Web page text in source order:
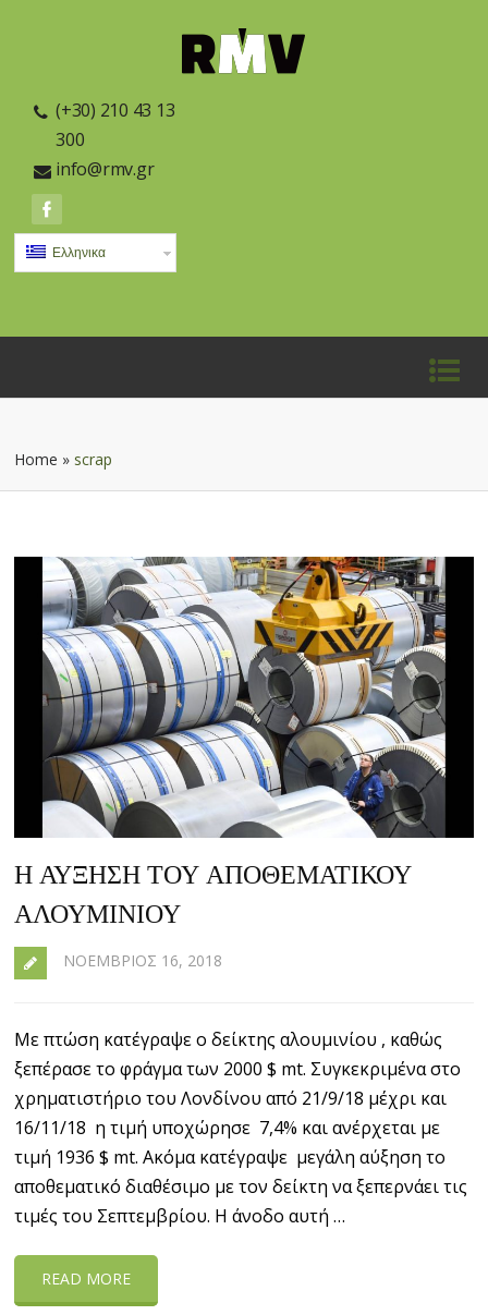
(+30) 210 43 13
300
info@rmv.gr
Ελληνικα
Home » scrap
Η ΑΥΞΗΣΗ ΤΟΥ ΑΠΟΘΕΜΑΤΙΚΟΥ
ΑΛΟΥΜΙΝΙΟΥ
ΝΟΈΜΒΡΙΟΣ 16, 2018
Με πτώση κατέγραψε ο δείκτης αλουμινίου , καθώς
ξεπέρασε το φράγμα των 2000 $ mt. Συγκεκριμένα στο
χρηματιστήριο του Λονδίνου από 21/9/18 μέχρι και
16/11/18 η τιμή υποχώρησε 7,4% και ανέρχεται με
τιμή 1936 $ mt. Ακόμα κατέγραψε μεγάλη αύξηση το
αποθεματικό διαθέσιμο με τον δείκτη να ξεπερνάει τις
τιμές του Σεπτεμβρίου. Η άνοδο αυτή …
READ MORE